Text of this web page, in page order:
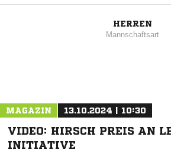
HERREN
Mannschaftsart
MAGAZIN 13.10.2024 | 10:30
VIDEO: HIRSCH PREIS AN
INITIATIVE